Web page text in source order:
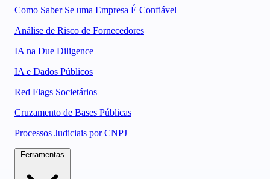
Como Saber Se uma Empresa É Confiável
Análise de Risco de Fornecedores
IA na Due Diligence
IA e Dados Públicos
Red Flags Societários
Cruzamento de Bases Públicas
Processos Judiciais por CNPJ